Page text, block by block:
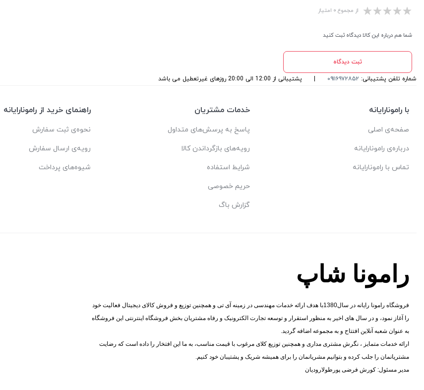
از مجموع ۰ امتیاز
شما هم درباره این کالا دیدگاه ثبت کنید
ثبت دیدگاه
شماره تلفن پشتیبانی: ۰۹۱۱۶۹۷۲۸۵۲ پشتیبانی از 12:00 الی 20:00 روزهای غیرتعطیل می باشد
با رامونارایانه
صفحه‌ی اصلی
درباره‌ی رامونارایانه
تماس با رامونارایانه
خدمات مشتریان
پاسخ به پرسش‌های متداول
رویه‌های بازگرداندن کالا
شرایط استفاده
حریم خصوصی
گزارش باگ
راهنمای خرید از رامونارایانه
نحوه‌ی ثبت سفارش
رویه‌ی ارسال سفارش
شیوه‌های پرداخت
رامونا شاپ
فروشگاه رامونا رایانه در سال1380با هدف ارائه خدمات مهندسی در زمینه آی تی و همچنین توزیع و فروش کالای دیجیتال فعالیت خود
را آغاز نمود، و در سال های اخیر به منظور استقرار و توسعه تجارت الکترونیک و رفاه مشتریان بخش فروشگاه اینترنتی این فروشگاه
به عنوان شعبه آنلاین افتتاح و به مجموعه اضافه گردید.
ارائه خدمات متمایز ، نگرش مشتری مداری و همچنین توزیع کلای مرغوب با قیمت مناسب، به ما این افتخار را داده است که رضایت
مشتریانمان را جلب کرده و بتوانیم مشریانمان را برای همیشه شریک و پشتیبان خود کنیم.
مدیر مسئول: کورش فرضی پورطولارودیان